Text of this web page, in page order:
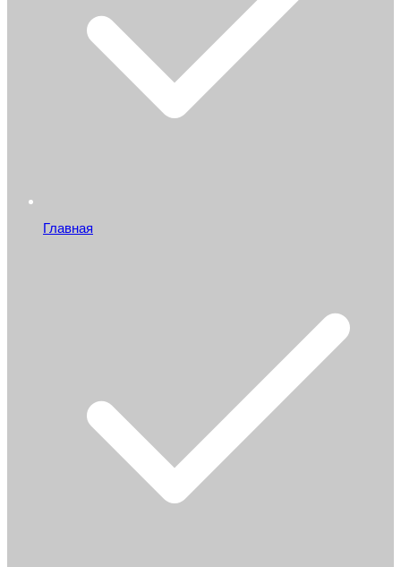
Главная